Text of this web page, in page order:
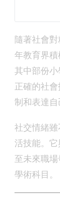
隨著社會
年教育界積
其中部份
正確的社
制和表達自
社交情緒
活技能。
至未來職
學術科目。